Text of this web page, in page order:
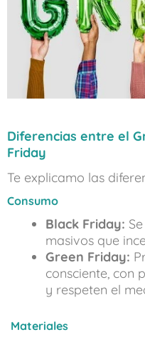
Diferencias entre el
Friday
Te explicamo las
Consumo
Black Friday:
masivos que
Green Friday:
consciente, con
y respeten el
Materiales